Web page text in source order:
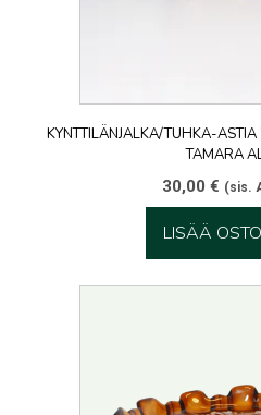
KYNTTILÄNJALKA/TUHKA-ASTIA
TAMARA
30,00 € (sis.
LISÄÄ